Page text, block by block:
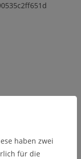
haben zwei
für die